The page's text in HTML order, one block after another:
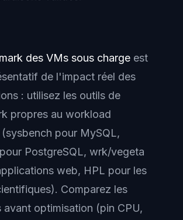
des VMs sous charge est
de l'impact réel des
: utilisez les outils de
propres au workload
pour MySQL,
PostgreSQL, wrk/vegeta
web, HPL pour les
Comparez les
avant optimisation (pin CPU,